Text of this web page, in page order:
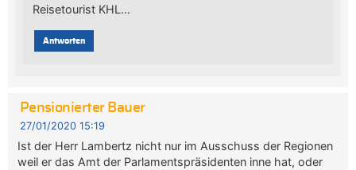
Reisetourist KHL…
Antworten
Pensionierter Bauer
27/01/2020 15:19
Ist der Herr Lambertz nicht nur im Ausschuss der Regionen
weil er das Amt der Parlamentspräsidenten inne hat, oder